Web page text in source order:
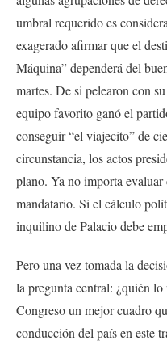
umbral requerido es
exagerado afirmar que el
Máquina” dependerá del
martes. De si pelearon con
equipo favorito ganó el
conseguir “el viajecito” de
circunstancia, los actos
plano. Ya no importa
mandatario. Si el cálculo
inquilino de Palacio debe
Pero una vez tomada la
la pregunta central: ¿quién
Congreso un mejor cuadro
conducción del país en este